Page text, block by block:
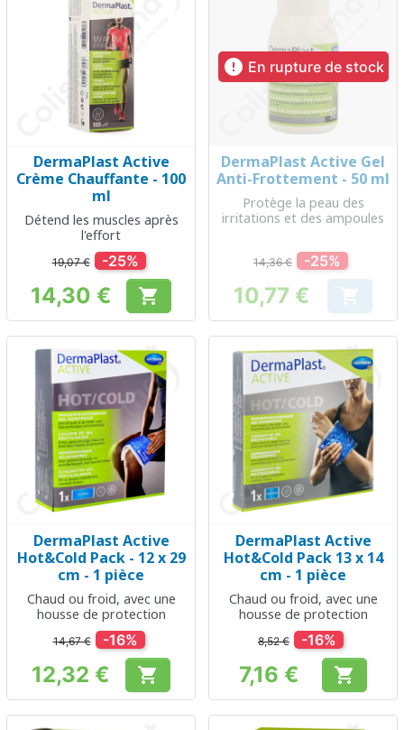
DermaPlast Active
Crème Chauffante - 100
ml
Détend les muscles après
l'effort
19,07 € -25%
Prix
14,30 € 
 En rupture de stock
DermaPlast Active Gel
Anti-Frottement - 50 ml
Protège la peau des
irritations et des ampoules
14,36 € -25%
Prix
10,77 € 
DermaPlast Active
Hot&Cold Pack - 12 x 29
cm - 1 pièce
Chaud ou froid, avec une
housse de protection
14,67 € -16%
Prix
12,32 € 
DermaPlast Active
Hot&Cold Pack 13 x 14
cm - 1 pièce
Chaud ou froid, avec une
housse de protection
8,52 € -16%
Prix
7,16 € 